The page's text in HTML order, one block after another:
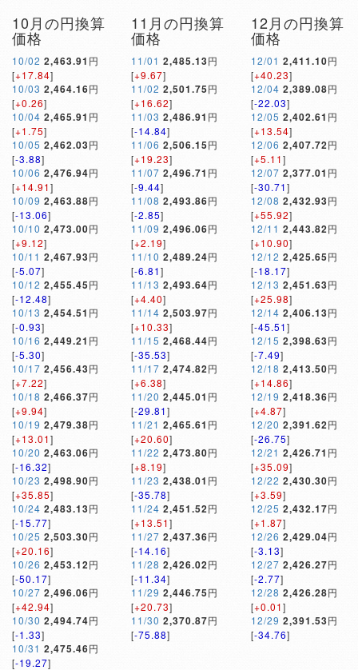
10月の円換算
価格
10/02 2,463.91 円
[+17.84]
10/03 2,464.16円
[+0.26]
10/04 2,465.91 円
[+1.75]
10/05 2,462.03円
[-3.88]
10/06 2,476.94円
[+14.91]
10/09 2,463.88円
[-13.06]
10/10 2,473.00円
[+9.12]
10/11 2,467.93円
[-5.07]
10/12 2,455.45円
[-12.48]
10/13 2,454.51 円
[-0.93]
10/16 2,449.21 円
[-5.30]
10/17 2,456.43円
[+7.22]
10/18 2,466.37円
[+9.94]
10/19 2,479.38円
[+13.01]
10/20 2,463.06円
[-16.32]
10/23 2,498.90円
[+35.85]
10/24 2,483.13円
[-15.77]
10/25 2,503.30円
[+20.16]
10/26 2,453.12円
[-50.17]
10/27 2,496.06円
[+42.94]
10/30 2,494.74円
[-1.33]
10/31 2,475.46円
[-19.27]
11月の円換算
価格
11/01 2,485.13円
[+9.67]
11/02 2,501.75円
[+16.62]
11/03 2,486.91 円
[-14.84]
11/06 2,506.15円
[+19.23]
11/07 2,496.71 円
[-9.44]
11/08 2,493.86円
[-2.85]
11/09 2,496.06円
[+2.19]
11/10 2,489.24円
[-6.81]
11/13 2,493.64円
[+4.40]
11/14 2,503.97円
[+10.33]
11/15 2,468.44円
[-35.53]
11/17 2,474.82円
[+6.38]
11/20 2,445.01 円
[-29.81]
11/21 2,465.61 円
[+20.60]
11/22 2,473.80円
[+8.19]
11/23 2,438.01 円
[-35.78]
11/24 2,451.52円
[+13.51]
11/27 2,437.36円
[-14.16]
11/28 2,426.02円
[-11.34]
11/29 2,446.75円
[+20.73]
11/30 2,370.87円
[-75.88]
12月の円換算
価格
12/01 2,411.10円
[+40.23]
12/04 2,389.08円
[-22.03]
12/05 2,402.61 円
[+13.54]
12/06 2,407.72円
[+5.11]
12/07 2,377.01 円
[-30.71]
12/08 2,432.93円
[+55.92]
12/11 2,443.82円
[+10.90]
12/12 2,425.65円
[-18.17]
12/13 2,451.63円
[+25.98]
12/14 2,406.13円
[-45.51]
12/15 2,398.63円
[-7.49]
12/18 2,413.50円
[+14.86]
12/19 2,418.36円
[+4.87]
12/20 2,391.62円
[-26.75]
12/21 2,426.71 円
[+35.09]
12/22 2,430.30円
[+3.59]
12/25 2,432.17円
[+1.87]
12/26 2,429.04円
[-3.13]
12/27 2,426.27円
[-2.77]
12/28 2,426.28円
[+0.01]
12/29 2,391.53円
[-34.76]